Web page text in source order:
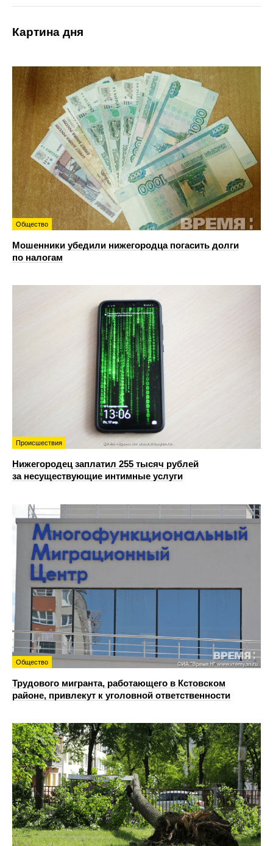
Картина дня
Общество
Мошенники убедили нижегородца погасить долги
по налогам
Происшествия
Нижегородец заплатил 255 тысяч рублей
за несуществующие интимные услуги
Общество
Трудового мигранта, работающего в Кстовском
районе, привлекут к уголовной ответственности